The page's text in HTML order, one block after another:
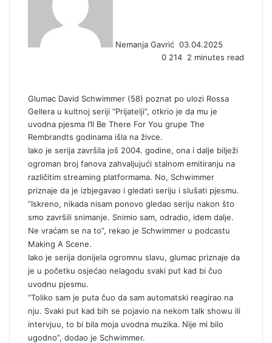
Nemanja Gavrić e
m
l
03.04.2025
0 214 2 minutes read
Glumac David Schwimmer (58) poznat po ulozi Rossa
Gellera u kultnoj seriji “Prijatelji”, otkrio je da mu je
uvodna pjesma I’ll Be There For You grupe The
Rembrandts godinama išla na živce.
Iako je serija završila još 2004. godine, ona i dalje bilježi
ogroman broj fanova zahvaljujući stalnom emitiranju na
različitim streaming platformama. No, Schwimmer
priznaje da je izbjegavao i gledati seriju i slušati pjesmu.
“Iskreno, nikada nisam ponovo gledao seriju nakon što
smo završili snimanje. Snimio sam, odradio, idem dalje.
Ne vraćam se na to”, rekao je Schwimmer u podcastu
Making A Scene.
Iako je serija donijela ogromnu slavu, glumac priznaje da
je u početku osjećao nelagodu svaki put kad bi čuo
uvodnu pjesmu.
“Toliko sam je puta čuo da sam automatski reagirao na
nju. Svaki put kad bih se pojavio na nekom talk showu ili
intervjuu, to bi bila moja uvodna muzika. Nije mi bilo
ugodno”, dodao je Schwimmer.